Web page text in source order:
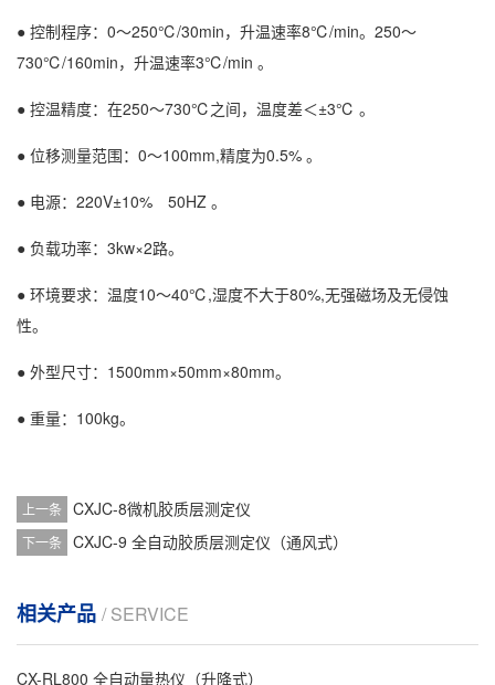
● 控制程序：0～250℃/30min，升温速率8℃/min。250～
730℃/160min，升温速率3℃/min 。
● 控温精度：在250～730℃之间，温度差＜±3℃ 。
● 位移测量范围：0～100mm,精度为0.5% 。
● 电源：220V±10% 50HZ 。
● 负载功率：3kw×2路。
● 环境要求：温度10～40℃,湿度不大于80%,无强磁场及无侵蚀
性。
● 外型尺寸：1500mm×50mm×80mm。
● 重量：100kg。
上一条 CXJC-8微机胶质层测定仪
下一条 CXJC-9 全自动胶质层测定仪（通风式）
相关产品 / SERVICE
CX-RL800 全自动量热仪（升降式）